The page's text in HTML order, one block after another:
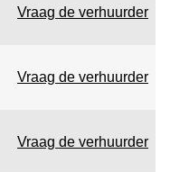
Vraag de verhuurder
Vraag de verhuurder
Vraag de verhuurder